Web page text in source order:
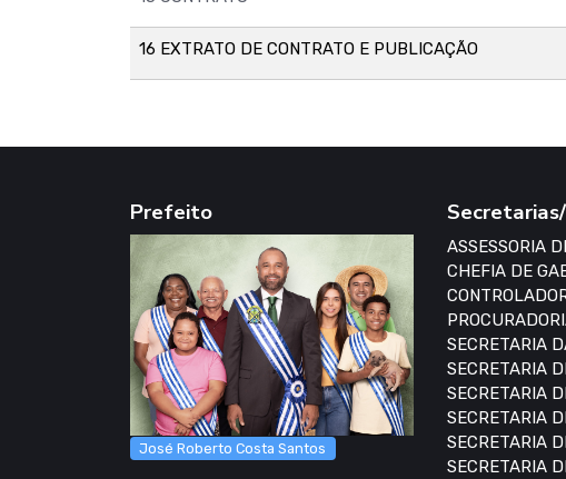
16 EXTRATO DE CONTRATO E PUBLICAÇÃO
Prefeito
José Roberto Costa Santos
ASSESSORIA
CHEFIA DE
SECRETARIA
SECRETARIA
SECRETARIA
SECRETARIA
SECRETARIA
SECRETARIA